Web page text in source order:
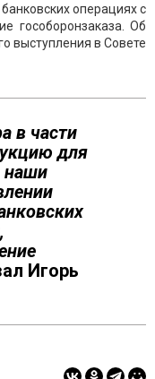
операциях с
гособоронзаказа. Об
выступления в Совете
в части
для
наши
Игорь